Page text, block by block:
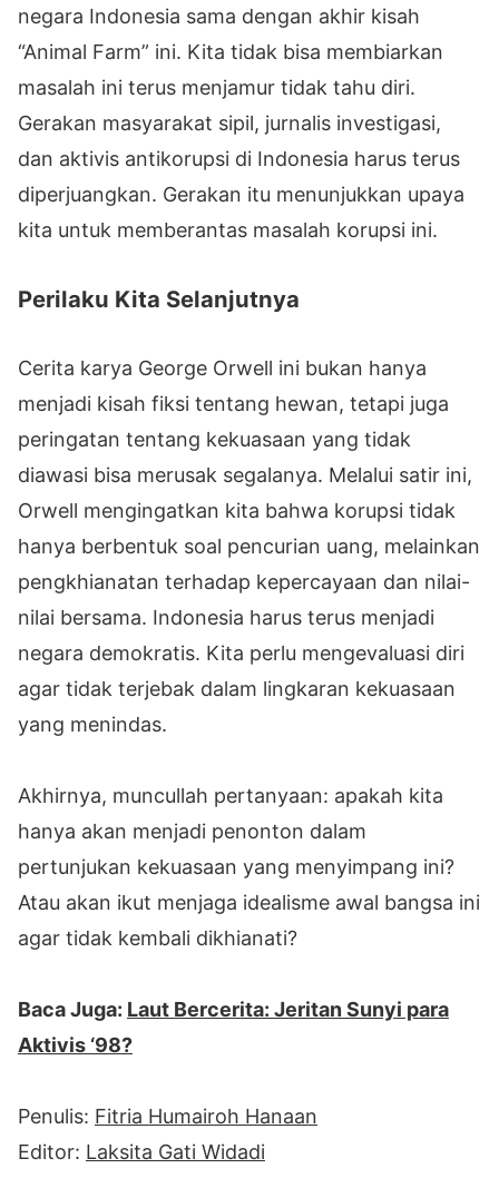
negara Indonesia sama dengan akhir kisah
“Animal Farm” ini. Kita tidak bisa membiarkan
masalah ini terus menjamur tidak tahu diri.
Gerakan masyarakat sipil, jurnalis investigasi,
dan aktivis antikorupsi di Indonesia harus terus
diperjuangkan. Gerakan itu menunjukkan upaya
kita untuk memberantas masalah korupsi ini.
Perilaku Kita Selanjutnya
Cerita karya George Orwell ini bukan hanya
menjadi kisah fiksi tentang hewan, tetapi juga
peringatan tentang kekuasaan yang tidak
diawasi bisa merusak segalanya. Melalui satir ini,
Orwell mengingatkan kita bahwa korupsi tidak
hanya berbentuk soal pencurian uang, melainkan
pengkhianatan terhadap kepercayaan dan nilai-
nilai bersama. Indonesia harus terus menjadi
negara demokratis. Kita perlu mengevaluasi diri
agar tidak terjebak dalam lingkaran kekuasaan
yang menindas.
Akhirnya, muncullah pertanyaan: apakah kita
hanya akan menjadi penonton dalam
pertunjukan kekuasaan yang menyimpang ini?
Atau akan ikut menjaga idealisme awal bangsa ini
agar tidak kembali dikhianati?
Baca Juga: Laut Bercerita: Jeritan Sunyi para
Aktivis ‘98?
Penulis: Fitria Humairoh Hanaan
Editor: Laksita Gati Widadi